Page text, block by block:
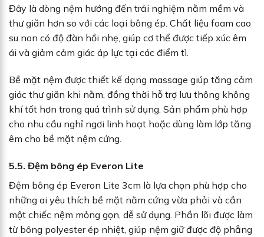
Đây là dòng nệm hướng đến trải nghiệm nằm mềm và
thư giãn hơn so với các loại bông ép. Chất liệu foam cao
su non có độ đàn hồi nhẹ, giúp cơ thể được tiếp xúc êm
ái và giảm cảm giác áp lực tại các điểm tì.
Bề mặt nệm được thiết kế dạng massage giúp tăng cảm
giác thư giãn khi nằm, đồng thời hỗ trợ lưu thông không
khí tốt hơn trong quá trình sử dụng. Sản phẩm phù hợp
cho nhu cầu nghỉ ngơi linh hoạt hoặc dùng làm lớp tăng
êm cho bề mặt nệm cứng.
5.5. Đệm bông ép Everon Lite
Đệm bông ép Everon Lite 3cm là lựa chọn phù hợp cho
những ai yêu thích bề mặt nằm cứng vừa phải và cần
một chiếc nệm mỏng gọn, dễ sử dụng. Phần lõi được làm
từ bông polyester ép nhiệt, giúp nệm giữ được độ phẳng